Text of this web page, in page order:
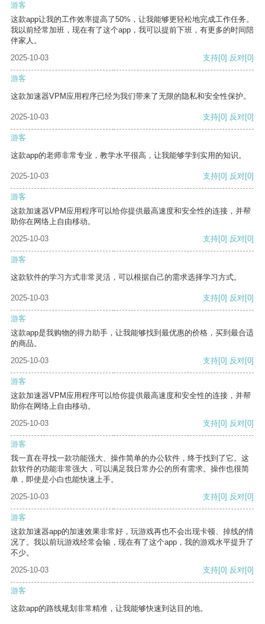
游客
这款app让我的工作效率提高了50%，让我能够更轻松地完成工作任务。
我以前经常加班，现在有了这个app，我可以提前下班，有更多的时间陪
伴家人。
2025-10-03
支持[0] 反对[0]
游客
这款加速器VPM应用程序已经为我们带来了无限的隐私和安全性保护。
2025-10-03 支持[0] 反对[0]
游客
这款app的老师非常专业，教学水平很高，让我能够学到实用的知识。
2025-10-03 支持[0] 反对[0]
游客
这款加速器VPM应用程序可以给你提供最高速度和安全性的连接，并帮
助你在网络上自由移动。
2025-10-03
支持[0] 反对[0]
游客
这款软件的学习方式非常灵活，可以根据自己的需求选择学习方式。
2025-10-03 支持[0] 反对[0]
游客
这款app是我购物的得力助手，让我能够找到最优惠的价格，买到最合适
的商品。
2025-10-03
支持[0] 反对[0]
游客
这款加速器VPM应用程序可以给你提供最高速度和安全性的连接，并帮
助你在网络上自由移动。
2025-10-03
支持[0] 反对[0]
游客
我一直在寻找一款功能强大、操作简单的办公软件，终于找到了它。这
款软件的功能非常强大，可以满足我日常办公的所有需求。操作也很简
单，即使是小白也能快速上手。
2025-10-03
支持[0] 反对[0]
游客
这款加速器app的加速效果非常好，玩游戏再也不会出现卡顿、掉线的情
况了。我以前玩游戏经常会输，现在有了这个app，我的游戏水平提升了
不少。
2025-10-03
支持[0] 反对[0]
游客
这款app的路线规划非常精准，让我能够快速到达目的地。